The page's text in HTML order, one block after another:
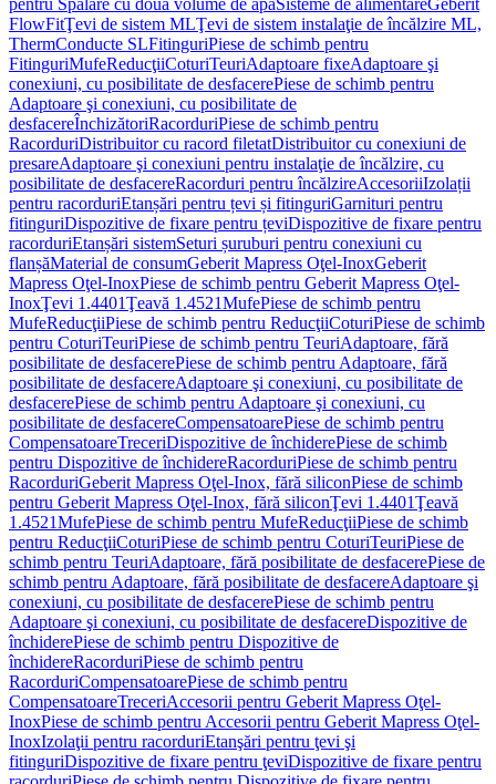
pentru Spălare cu două volume de apăSisteme de alimentareGeberit
FlowFitŢevi de sistem MLŢevi de sistem instalaţie de încălzire ML,
ThermConducte SLFitinguriPiese de schimb pentru
FitinguriMufeReducţiiCoturiTeuriAdaptoare fixeAdaptoare şi
conexiuni, cu posibilitate de desfacerePiese de schimb pentru
Adaptoare şi conexiuni, cu posibilitate de
desfacereÎnchizătoriRacorduriPiese de schimb pentru
RacorduriDistribuitor cu racord filetatDistribuitor cu conexiuni de
presareAdaptoare şi conexiuni pentru instalaţie de încălzire, cu
posibilitate de desfacereRacorduri pentru încălzireAccesoriiIzolații
pentru racorduriEtanșări pentru țevi și fitinguriGarnituri pentru
fitinguriDispozitive de fixare pentru țeviDispozitive de fixare pentru
racorduriEtanșări sistemSeturi șuruburi pentru conexiuni cu
flanșăMaterial de consumGeberit Mapress Oţel-InoxGeberit
Mapress Oţel-InoxPiese de schimb pentru Geberit Mapress Oţel-
InoxŢevi 1.4401Ţeavă 1.4521MufePiese de schimb pentru
MufeReducţiiPiese de schimb pentru ReducţiiCoturiPiese de schimb
pentru CoturiTeuriPiese de schimb pentru TeuriAdaptoare, fără
posibilitate de desfacerePiese de schimb pentru Adaptoare, fără
posibilitate de desfacereAdaptoare şi conexiuni, cu posibilitate de
desfacerePiese de schimb pentru Adaptoare şi conexiuni, cu
posibilitate de desfacereCompensatoarePiese de schimb pentru
CompensatoareTreceriDispozitive de închiderePiese de schimb
pentru Dispozitive de închidereRacorduriPiese de schimb pentru
RacorduriGeberit Mapress Oţel-Inox, fără siliconPiese de schimb
pentru Geberit Mapress Oţel-Inox, fără siliconŢevi 1.4401Ţeavă
1.4521MufePiese de schimb pentru MufeReducţiiPiese de schimb
pentru ReducţiiCoturiPiese de schimb pentru CoturiTeuriPiese de
schimb pentru TeuriAdaptoare, fără posibilitate de desfacerePiese de
schimb pentru Adaptoare, fără posibilitate de desfacereAdaptoare şi
conexiuni, cu posibilitate de desfacerePiese de schimb pentru
Adaptoare şi conexiuni, cu posibilitate de desfacereDispozitive de
închiderePiese de schimb pentru Dispozitive de
închidereRacorduriPiese de schimb pentru
RacorduriCompensatoarePiese de schimb pentru
CompensatoareTreceriAccesorii pentru Geberit Mapress Oţel-
InoxPiese de schimb pentru Accesorii pentru Geberit Mapress Oţel-
InoxIzolaţii pentru racorduriEtanşări pentru ţevi şi
fitinguriDispozitive de fixare pentru ţeviDispozitive de fixare pentru